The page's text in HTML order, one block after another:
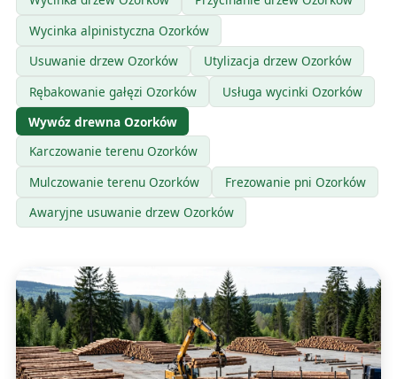
Wycinka alpinistyczna Ozorków
Usuwanie drzew Ozorków
Utylizacja drzew Ozorków
Rębakowanie gałęzi Ozorków
Usługa wycinki Ozorków
Wywóz drewna Ozorków
Karczowanie terenu Ozorków
Mulczowanie terenu Ozorków
Frezowanie pni Ozorków
Awaryjne usuwanie drzew Ozorków